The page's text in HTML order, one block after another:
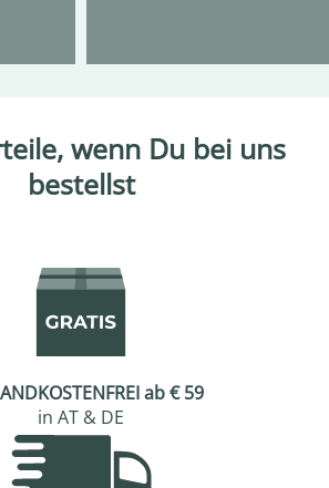
wenn Du bei uns
bestellst
ab € 59
in AT & DE